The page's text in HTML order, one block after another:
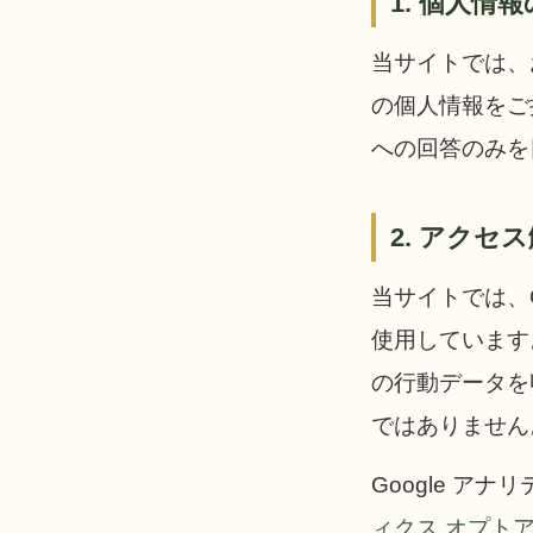
当サイトでは
の個人情報を
への回答のみ
2. アクセ
当サイトでは
使用していま
の行動データ
ではありませ
Google アナリ
ィクス オプト